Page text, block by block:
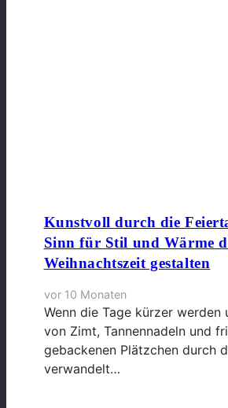
Kunstvoll durch die
Sinn für Stil und Wärme
Weihnachtszeit gestalten
vor 10 Monaten
Wenn die Tage kürzer werden
von Zimt, Tannennadeln und
gebackenen Plätzchen durch
verwandelt…